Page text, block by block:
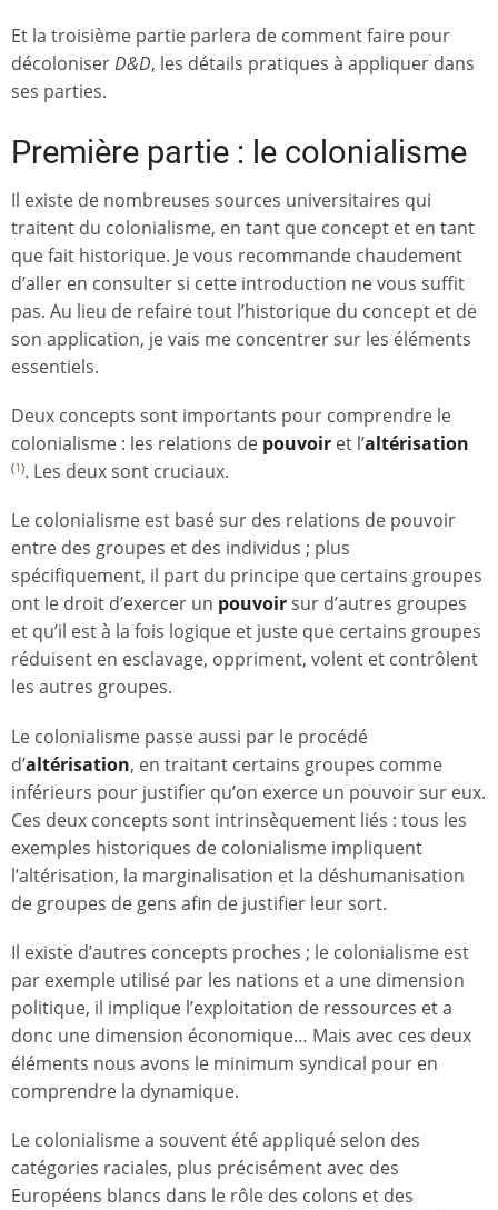
Et la troisième partie parlera de comment faire pour
décoloniserD&D, les détails pratiques à appliquer dans
ses parties.
Première partie : le colonialisme
Il existe de nombreuses sources universitaires qui
traitent du colonialisme, en tant que concept et en tant
que fait historique. Je vous recommande chaudement
d’aller en consulter si cette introduction ne vous suffit
pas. Au lieu de refaire tout l’historique du concept et de
son application, je vais me concentrer sur les éléments
essentiels.
Deux concepts sont importants pour comprendre le
colonialisme : les relations de pouvoir et l’altérisation
(1). Les deux sont cruciaux.
Le colonialisme est basé sur des relations de pouvoir
entre des groupes et des individus ; plus
spécifiquement, il part du principe que certains groupes
ont le droit d’exercer un pouvoirsur d’autres groupes
et qu’il est à la fois logique et juste que certains groupes
réduisent en esclavage, oppriment, volent et contrôlent
les autres groupes.
Le colonialisme passe aussi par le procédé
d’altérisation, en traitant certains groupes comme
inférieurs pour justifier qu’on exerce un pouvoir sur eux.
Ces deux concepts sont intrinsèquement liés : tous les
exemples historiques de colonialisme impliquent
l’altérisation, la marginalisation et la déshumanisation
de groupes de gens afin de justifier leur sort.
Il existe d’autres concepts proches ; le colonialisme est
par exemple utilisé par les nations et a une dimension
politique, il implique l’exploitation de ressources et a
donc une dimension économique… Mais avec ces deux
éléments nous avons le minimum syndical pour en
comprendre la dynamique.
Le colonialisme a souvent été appliqué selon des
catégories raciales, plus précisément avec des
Européens blancs dans le rôle des colons et des